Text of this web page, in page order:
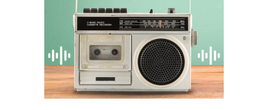
Irregularidades en la
Municipalidad Distrital de San
Antonio
Informe de Visita de Control N° 017-2026-OCI/0446-